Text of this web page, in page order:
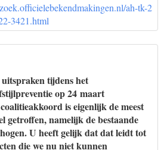
ah-tk-2
3421.html
tijdens het
op 24 maart
is eigenlijk de meest
getroffen, namelijk de bestaande
U heeft gelijk dat dat leidt tot
die we nu niet kunnen